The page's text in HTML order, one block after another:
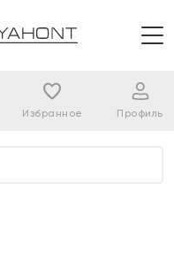
Избранное Профиль